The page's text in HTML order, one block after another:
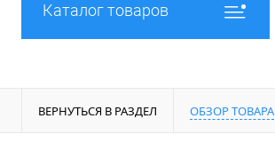
Каталог товаров
ВЕРНУТЬСЯ В РАЗДЕЛ ОБЗОР ТОВАРА